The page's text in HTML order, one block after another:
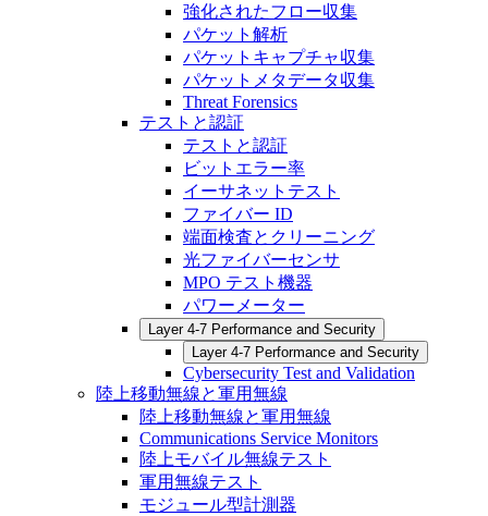
強化されたフロー収集
パケット解析
パケットキャプチャ収集
パケットメタデータ収集
Threat Forensics
テストと認証
テストと認証
ビットエラー率
イーサネットテスト
ファイバー ID
端面検査とクリーニング
光ファイバーセンサ
MPO テスト機器
パワーメーター
Layer 4-7 Performance and Security
Layer 4-7 Performance and Security
Cybersecurity Test and Validation
陸上移動無線と軍用無線
陸上移動無線と軍用無線
Communications Service Monitors
陸上モバイル無線テスト
軍用無線テスト
モジュール型計測器